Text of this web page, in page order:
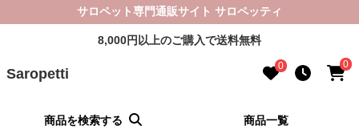
サロペット専門通販サイト サロペッティ
8,000円以上のご購入で送料無料
Saropetti 0 0
商品を検索する 商品一覧